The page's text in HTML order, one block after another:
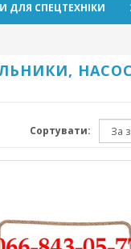
ДЛЯ СПЕЦТЕХНІКИ
Сортувати: